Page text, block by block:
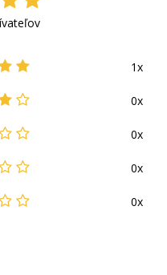
1x
0x
0x
0x
0x